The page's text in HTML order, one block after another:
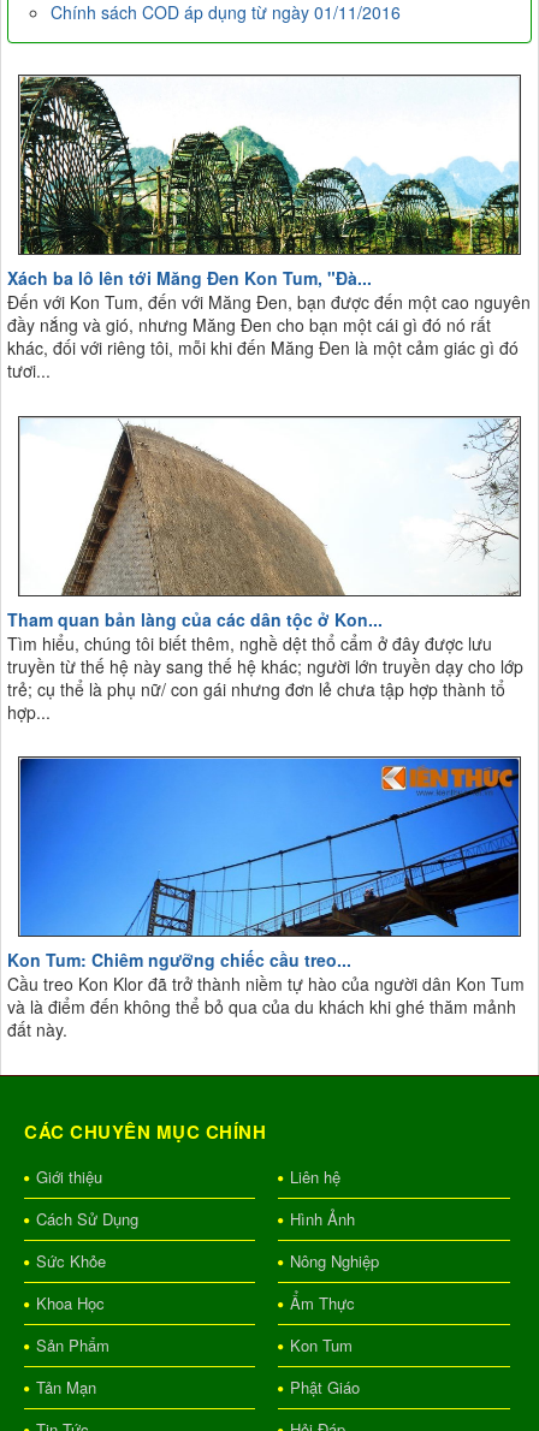
Chính sách COD áp dụng từ ngày 01/11/2016
Xách ba lô lên tới Măng Đen Kon Tum, "Đà...
Đến với Kon Tum, đến với Măng Đen, bạn được đến một cao nguyên
đầy nắng và gió, nhưng Măng Đen cho bạn một cái gì đó nó rất
khác, đối với riêng tôi, mỗi khi đến Măng Đen là một cảm giác gì đó
tươi...
Tham quan bản làng của các dân tộc ở Kon...
Tìm hiểu, chúng tôi biết thêm, nghề dệt thổ cẩm ở đây được lưu
truyền từ thế hệ này sang thế hệ khác; người lớn truyền dạy cho lớp
trẻ; cụ thể là phụ nữ/ con gái nhưng đơn lẻ chưa tập hợp thành tổ
hợp...
Kon Tum: Chiêm ngưỡng chiếc cầu treo...
Cầu treo Kon Klor đã trở thành niềm tự hào của người dân Kon Tum
và là điểm đến không thể bỏ qua của du khách khi ghé thăm mảnh
đất này.
CÁC CHUYÊN MỤC CHÍNH
Giới thiệu
Liên hệ
Cách Sử Dụng
Hình Ảnh
Sức Khỏe
Nông Nghiệp
Khoa Học
Ẩm Thực
Sản Phẩm
Kon Tum
Tản Mạn
Phật Giáo